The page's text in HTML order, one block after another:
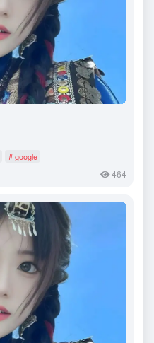
# google
464